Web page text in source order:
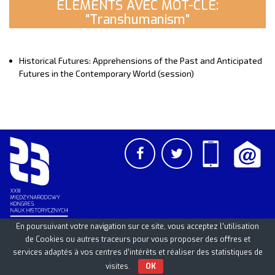
ELEMENTS AVEC MOT-CLE:
"Transhumanism"
Historical Futures: Apprehensions of the Past and Anticipated
Futures in the Contemporary World (session)
En poursuivant votre navigation sur ce site, vous acceptez l’utilisation
de Cookies ou autres traceurs pour vous proposer des offres et
services adaptés à vos centres d’intérêts et réaliser des statistiques de
visites.
OK